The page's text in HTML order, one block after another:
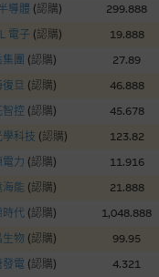
導體 (認購) 299.888
電子 (認購) 19.888
團 (認購) 27.89
復旦 (認購) 46.888
智控 (認購) 45.678
科技 (認購) 123.82
電力 (認購) 11.916
海能 (認購) 21.888
時代 (認購) 1,048.888
生物 (認購) 99.95
發電 (認購) 4.321
情況下，麥格理集團及其任
員或代理人不作陳述，亦不
對任何因任何形式(包括疏忽)
、或任何人士對網站內容的
會承擔責任或債務。
方面均受香港法例管限。
應收款項。結構性產品價
表現。產品的第二市場可能